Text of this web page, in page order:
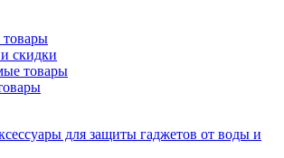
скидки
товары